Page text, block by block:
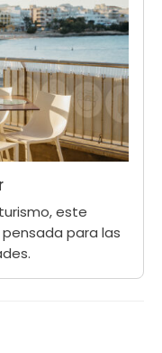
este
para las